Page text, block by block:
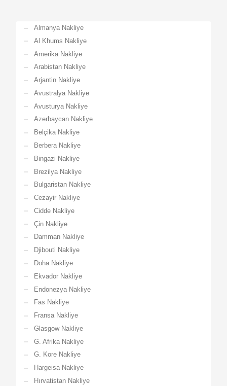
Almanya Nakliye
Al Khums Nakliye
Amerika Nakliye
Arabistan Nakliye
Arjantin Nakliye
Avustralya Nakliye
Avusturya Nakliye
Azerbaycan Nakliye
Belçika Nakliye
Berbera Nakliye
Bingazi Nakliye
Brezilya Nakliye
Bulgaristan Nakliye
Cezayir Nakliye
Cidde Nakliye
Çin Nakliye
Damman Nakliye
Djibouti Nakliye
Doha Nakliye
Ekvador Nakliye
Endonezya Nakliye
Fas Nakliye
Fransa Nakliye
Glasgow Nakliye
G. Afrika Nakliye
G. Kore Nakliye
Hargeisa Nakliye
Hırvatistan Nakliye